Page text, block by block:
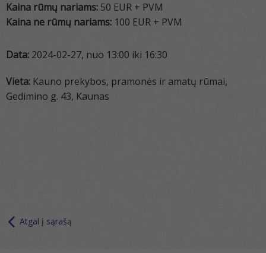
Kaina rūmų nariams: 50 EUR + PVM
Kaina ne rūmų nariams: 100 EUR + PVM
Data: 2024-02-27, nuo 13:00 iki 16:30
Vieta: Kauno prekybos, pramonės ir amatų rūmai,
Gedimino g. 43, Kaunas
Atgal į sąrašą